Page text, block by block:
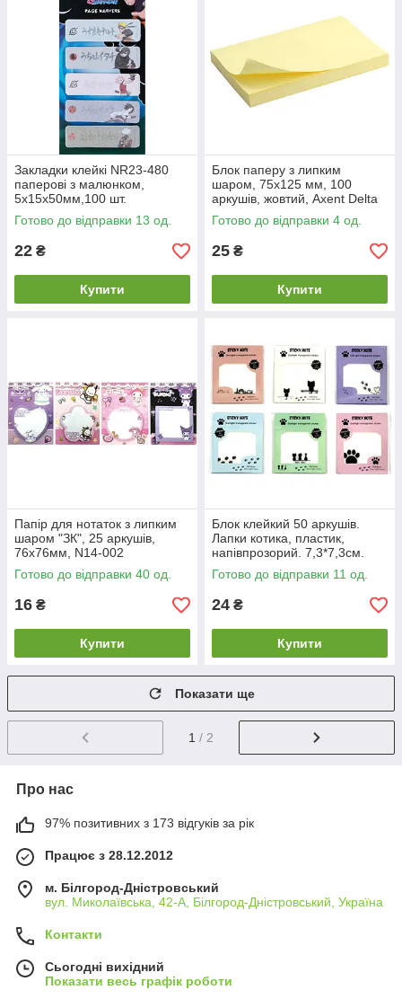
Закладки клейкі NR23-480
паперові з малюнком,
5х15х50мм,100 шт.
Готово до відправки 13 од.
22 ₴
Купити
Блок паперу з липким
шаром, 75x125 мм, 100
аркушів, жовтий, Axent Delta
D3316-01
Готово до відправки 4 од.
25 ₴
Купити
Папір для нотаток з липким
шаром "ЗК", 25 аркушів,
76х76мм, N14-002
Готово до відправки 40 од.
16 ₴
Купити
Блок клейкий 50 аркушів.
Лапки котика, пластик,
напівпрозорий. 7,3*7,3см.
9188-8899
Готово до відправки 11 од.
24 ₴
Купити
Показати ще
1 / 2
Про нас
97% позитивних з 173 відгуків за рік
Працює з 28.12.2012
м. Білгород-Дністровський
вул. Миколаївська, 42-А, Білгород-Дністровський, Україна
Контакти
Сьогодні вихідний
Показати весь графік роботи